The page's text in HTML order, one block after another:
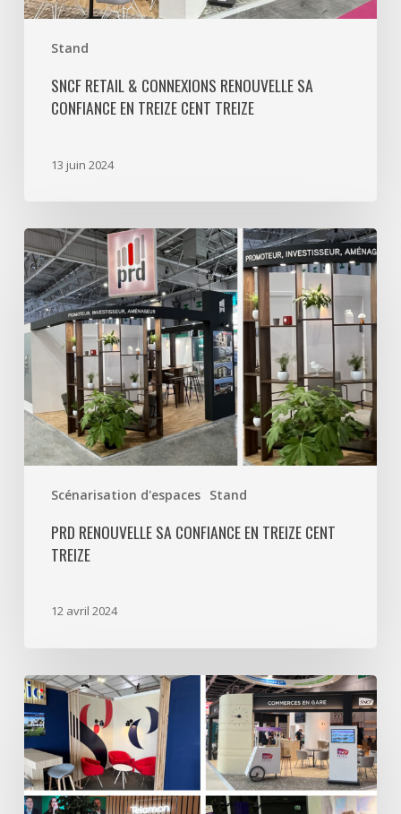
Stand
SNCF RETAIL & CONNEXIONS RENOUVELLE SA
CONFIANCE EN TREIZE CENT TREIZE
13 juin 2024
Scénarisation d'espaces Stand
PRD
renouvelle
sa
confiance
en
Treize
Cent
Treize
PRD RENOUVELLE SA CONFIANCE EN TREIZE CENT
TREIZE
12 avril 2024
Cet
automne,
SOON
Design
aménage
les